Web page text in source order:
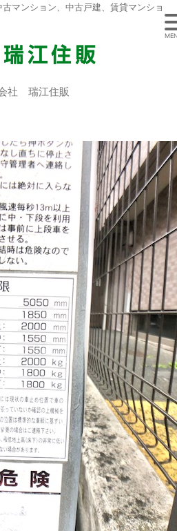
マンション、中古戸建、賃貸マンショ
社 瑞江住販